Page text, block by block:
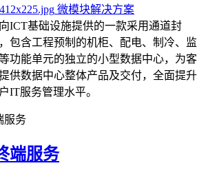
微模块解决方案
ICT基础设施提供的一款采用通道封
包含工程预制的机柜、配电、制冷、监
功能单元的独立的小型数据中心，为客
供数据中心整体产品及交付，全面提升
IT服务管理水平。
服务
端服务